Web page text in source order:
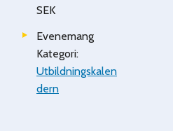
SEK
Evenemang
Kategori:
Utbildningskalen
dern